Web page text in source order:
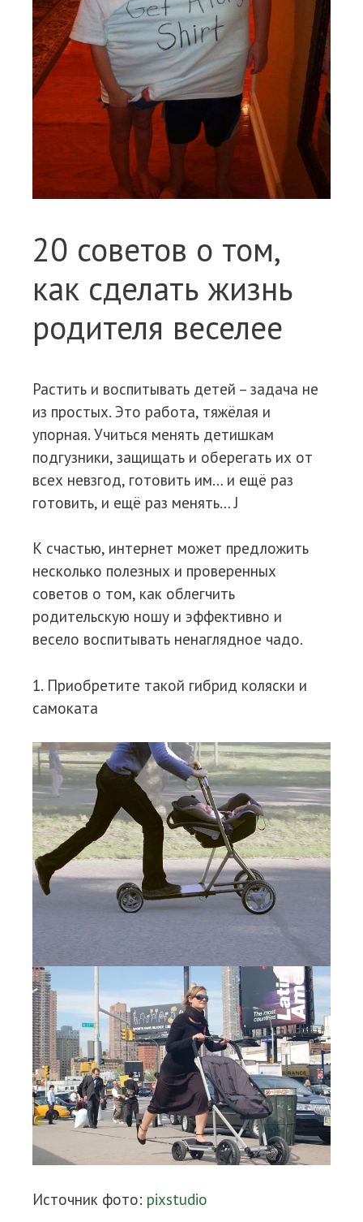
20 советов о том,
как сделать жизнь
родителя веселее
Растить и воспитывать детей – задача не
из простых. Это работа, тяжёлая и
упорная. Учиться менять детишкам
подгузники, защищать и оберегать их от
всех невзгод, готовить им… и ещё раз
готовить, и ещё раз менять… J
К счастью, интернет может предложить
несколько полезных и проверенных
советов о том, как облегчить
родительскую ношу и эффективно и
весело воспитывать ненаглядное чадо.
1. Приобретите такой гибрид коляски и
самоката
Источник фото: pixstudio